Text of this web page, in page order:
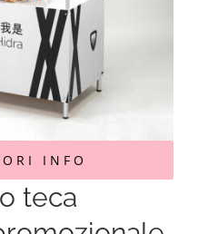
INFO
teca